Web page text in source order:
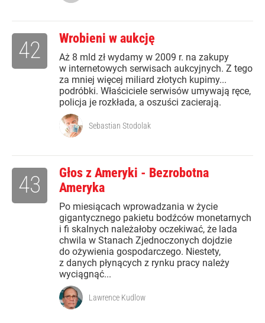
Wrobieni w aukcję
Aż 8 mld zł wydamy w 2009 r. na zakupy
w internetowych serwisach aukcyjnych. Z tego
za mniej więcej miliard złotych kupimy...
podróbki. Właściciele serwisów umywają ręce,
policja je rozkłada, a oszuści zacierają.
42
Sebastian Stodolak
Głos z Ameryki - Bezrobotna
Ameryka
Po miesiącach wprowadzania w życie
gigantycznego pakietu bodźców monetarnych
i fi skalnych należałoby oczekiwać, że lada
chwila w Stanach Zjednoczonych dojdzie
do ożywienia gospodarczego. Niestety,
z danych płynących z rynku pracy należy
wyciągnąć...
43
Lawrence Kudlow